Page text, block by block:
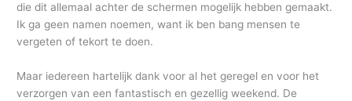
die dit allemaal achter de schermen mogelijk hebben gemaakt.
Ik ga geen namen noemen, want ik ben bang mensen te
vergeten of tekort te doen.
Maar iedereen hartelijk dank voor al het geregel en voor het
verzorgen van een fantastisch en gezellig weekend. De